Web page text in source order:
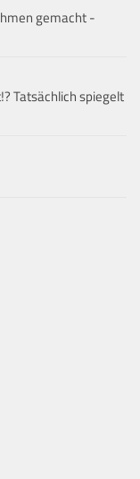
gemacht -
Tatsächlich spiegelt